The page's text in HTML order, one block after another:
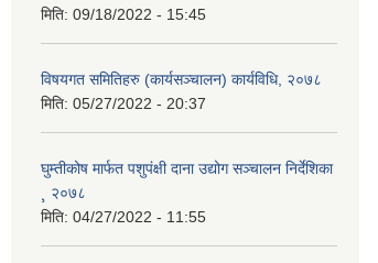
मिति: 09/18/2022 - 15:45
विषयगत समितिहरु (कार्यसञ्चालन) कार्यविधि, २०७८
मिति: 05/27/2022 - 20:37
घुम्तीकोष मार्फत पशुपंक्षी दाना उद्योग सञ्चालन निर्देशिका
¸ २०७८
मिति: 04/27/2022 - 11:55